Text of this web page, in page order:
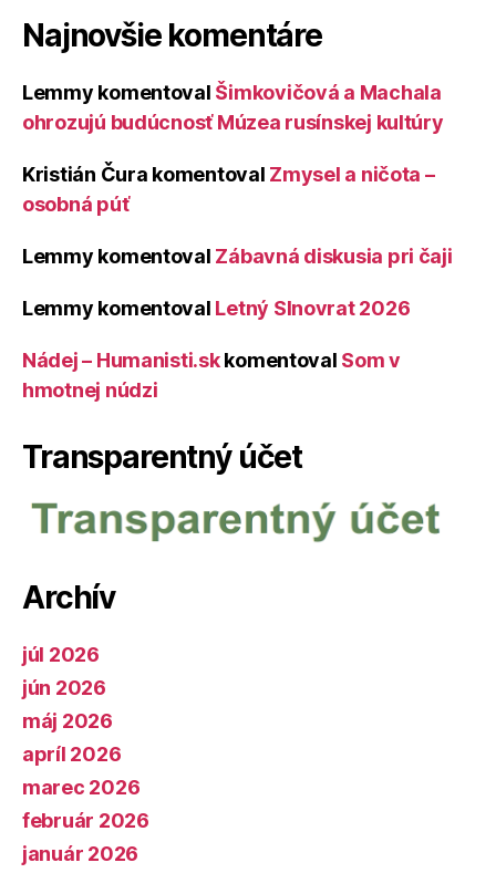
Najnovšie komentáre
Lemmy komentoval Šimkovičová a Machala
ohrozujú budúcnosť Múzea rusínskej kultúry
Kristián Čura komentoval Zmysel a ničota –
osobná púť
Lemmy komentoval Zábavná diskusia pri čaji
Lemmy komentoval Letný Slnovrat 2026
Nádej – Humanisti.skkomentoval Som v
hmotnej núdzi
Transparentný účet
Archív
júl 2026
jún 2026
máj 2026
apríl 2026
marec 2026
február 2026
január 2026